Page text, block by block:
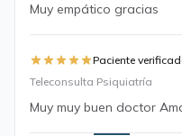
Muy empático gracias
Paciente
Teleconsulta Psiquiatría
Muy muy buen doctor